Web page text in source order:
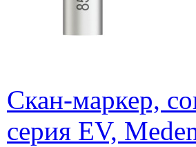
Скан-маркер,
серия EV,